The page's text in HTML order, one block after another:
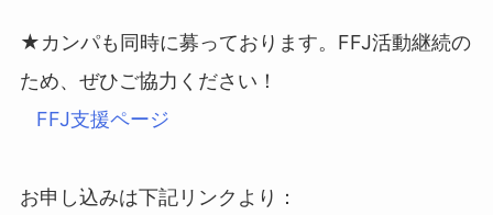
★カンパも同時に募っております。FFJ活動継続の
ため、ぜひご協力ください！
FFJ支援ページ
お申し込みは下記リンクより：